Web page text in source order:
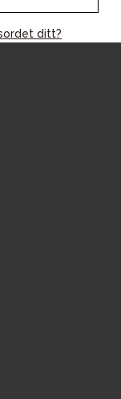
ditt?
vår